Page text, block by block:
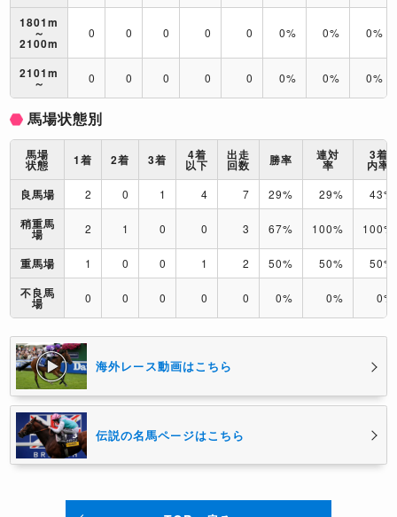
1801m
～
2100m
0 0 0 0 0 0% 0% 0%
2101m
～ 0 0 0 0 0 0% 0% 0%
馬場状態別
馬場
状態 1着 2着 3着 4着
以下
出走
回数 勝率 連対
率
3着
内率
良馬場
2 0 1 4 7 29% 29% 43%
稍重馬
場 2 1 0 0 3 67% 100% 100%
重馬場 1 0 0 1 2 50% 50% 50%
不良馬
場 0 0 0 0 0 0% 0% 0%
海外レース動画はこちら
伝説の名馬ページはこちら